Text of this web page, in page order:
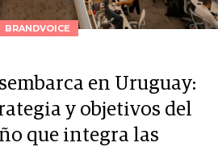
BRANDVOICE
en Uruguay:
y objetivos del
que integra las